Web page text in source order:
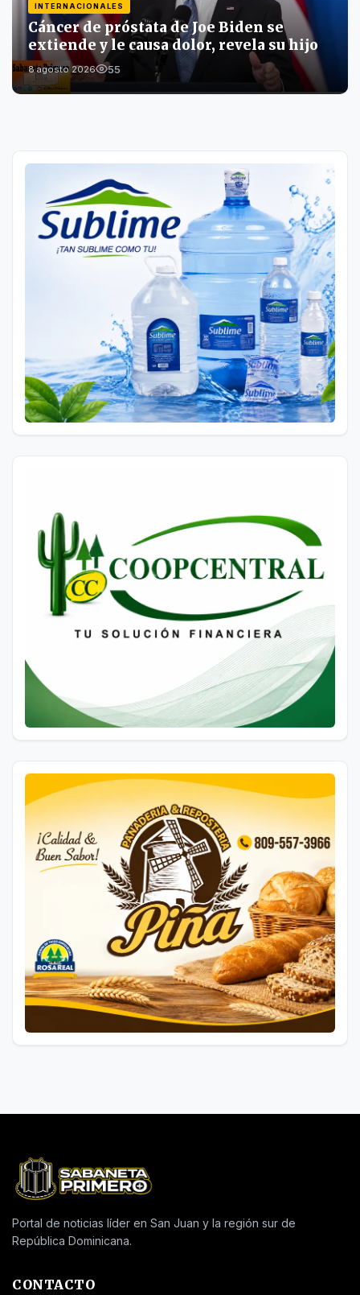
INTERNACIONALES
Cáncer de próstata de Joe Biden se
extiende y le causa dolor, revela su hijo
8 agosto 2026 55
Portal de noticias líder en San Juan y la región sur de
República Dominicana.
CONTACTO